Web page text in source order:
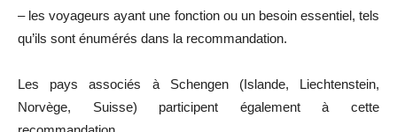
– les voyageurs ayant une fonction ou un besoin essentiel, tels
qu’ils sont énumérés dans la recommandation.
Les pays associés à Schengen (Islande, Liechtenstein,
Norvège, Suisse) participent également à cette